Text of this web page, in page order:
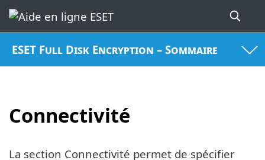
ESET Full Disk Encryption – Sommaire
Connectivité
La section Connectivité permet de spécifier